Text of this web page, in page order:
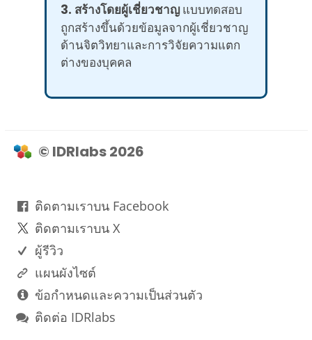
3. สร้างโดยผู้เชี่ยวชาญแบบทดสอบ
ถูกสร้างขึ้นด้วยข้อมูลจากผู้เชี่ยวชาญ
ด้านจิตวิทยาและการวิจัยความแตก
ต่างของบุคคล
© IDRlabs 2026
ติดตามเราบน Facebook
ติดตามเราบน X
ผู้รีวิว
แผนผังไซต์
ข้อกำหนดและความเป็นส่วนตัว
ติดต่อ IDRlabs